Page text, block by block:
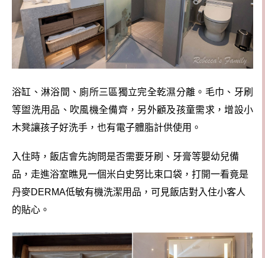
浴缸、淋浴間、廁所三區獨立完全乾濕分離。 毛巾、牙刷
等盥洗用品、吹風機全備齊，另外顧及孩童需求，增設小
木凳讓孩子好洗手，也有電子體脂計供使用。
入住時，飯店會先詢問是否需要牙刷、牙膏等嬰幼兒備
品，走進浴室瞧見一個米白史努比束口袋，打開一看竟是
丹麥DERMA低敏有機洗潔用品，可見飯店對入住小客人
的貼心。